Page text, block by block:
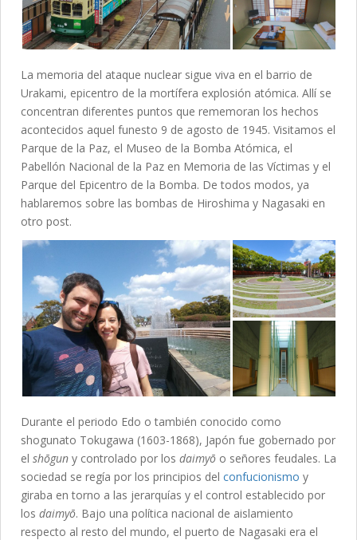
La memoria del ataque nuclear sigue viva en el barrio de
Urakami, epicentro de la mortífera explosión atómica. Allí se
concentran diferentes puntos que rememoran los hechos
acontecidos aquel funesto 9 de agosto de 1945. Visitamos el
Parque de la Paz, el Museo de la Bomba Atómica, el
Pabellón Nacional de la Paz en Memoria de las Víctimas y el
Parque del Epicentro de la Bomba. De todos modos, ya
hablaremos sobre las bombas de Hiroshima y Nagasaki en
otro post.
Durante el periodo Edo o también conocido como
shogunato Tokugawa (1603-1868), Japón fue gobernado por
el shōgun y controlado por los daimyō o señores feudales. La
sociedad se regía por los principios del confucionismo y
giraba en torno a las jerarquías y el control establecido por
los daimyō. Bajo una política nacional de aislamiento
respecto al resto del mundo, el puerto de Nagasaki era el